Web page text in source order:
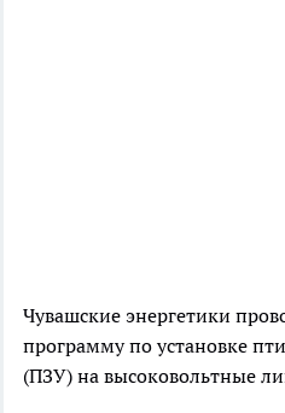
Чувашские энергетики
программу по установке
(ПЗУ) на высоковольтные